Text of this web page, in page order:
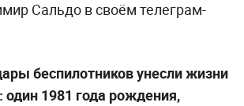
Сальдо в своём телеграм-
беспилотников унесли жизни
1981 года рождения,